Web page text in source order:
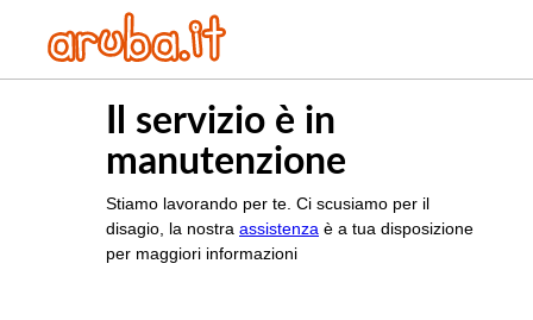
Il servizio è in
manutenzione
Stiamo lavorando per te. Ci scusiamo per il
disagio, la nostra assistenza è a tua disposizione
per maggiori informazioni